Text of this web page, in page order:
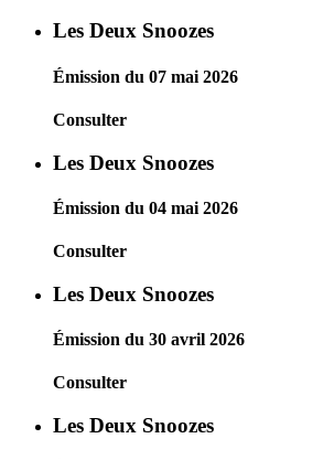
Les Deux Snoozes
Émission du 07 mai 2026
Consulter
Les Deux Snoozes
Émission du 04 mai 2026
Consulter
Les Deux Snoozes
Émission du 30 avril 2026
Consulter
Les Deux Snoozes